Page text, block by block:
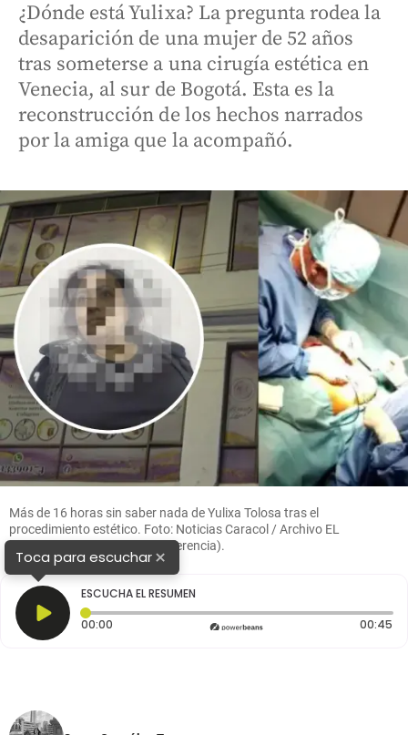
¿Dónde está Yulixa? La pregunta rodea la
desaparición de una mujer de 52 años
tras someterse a una cirugía estética en
Venecia, al sur de Bogotá. Esta es la
reconstrucción de los hechos narrados
por la amiga que la acompañó.
Más de 16 horas sin saber nada de Yulixa Tolosa tras el
procedimiento estético. Foto: Noticias Caracol / Archivo EL
COLOMBIANO (imagen de referencia).
Toca para escuchar×
ESCUCHA EL RESUMEN
00:00 Tiempo transcurrido: 0 segundos 00:45